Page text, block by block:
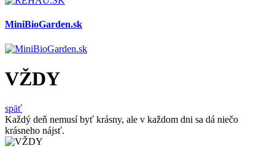
MiniBioGarden.sk
VŽDY
späť
Každý deň nemusí byť krásny, ale v každom dni sa dá niečo
krásneho nájsť.